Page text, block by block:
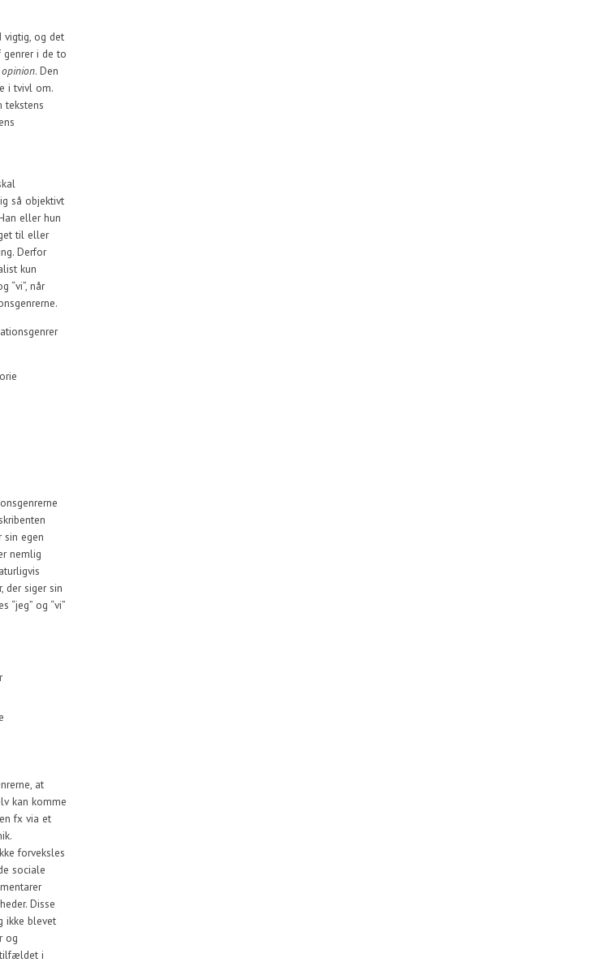
vigtig, og det
genrer i de to
opinion. Den
i tvivl om.
tekstens
så objektivt
eller hun
til eller
Derfor
kun
“vi”, når
sin egen
nemlig
der siger sin
“jeg” og “vi”
at
kan komme
fx via et
forveksles
sociale
Disse
ikke blevet
og
tilfældet i